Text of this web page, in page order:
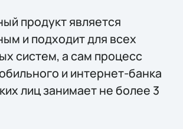
продукт является
и подходит для всех
систем, а сам процесс
и интернет-банка
лиц занимает не более 3